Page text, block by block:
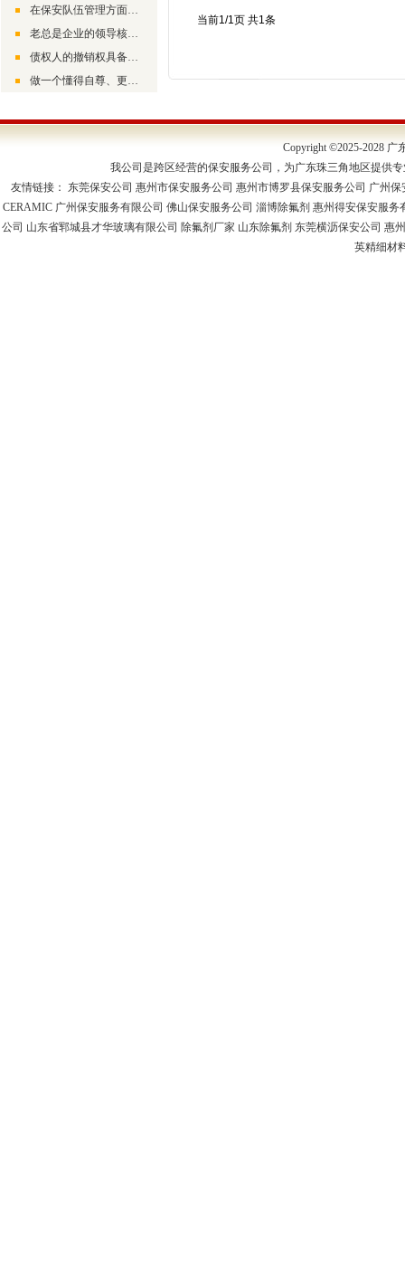
当前1/1页 共1条
在保安队伍管理方面要抓好“三个工程”和“三个坚持”
老总是企业的领导核心，是企业的灵魂、企业的方向和带路人
债权人的撤销权具备的三大特征
做一个懂得自尊、更懂得尊人的生活者
Copyright ©2025-2028
我公司是跨区经营的保安服务公司，为广东珠三角地区提供
友情链接：
东莞保安公司 惠州市保安服务公司 惠州市博罗县保安服务公司 广州保
CERAMIC 广州保安服务有限公司 佛山保安服务公司 淄博除氟剂 惠州得安保安服务
公司 山东省郓城县才华玻璃有限公司 除氟剂厂家 山东除氟剂 东莞横沥保安公司 惠
英精细材